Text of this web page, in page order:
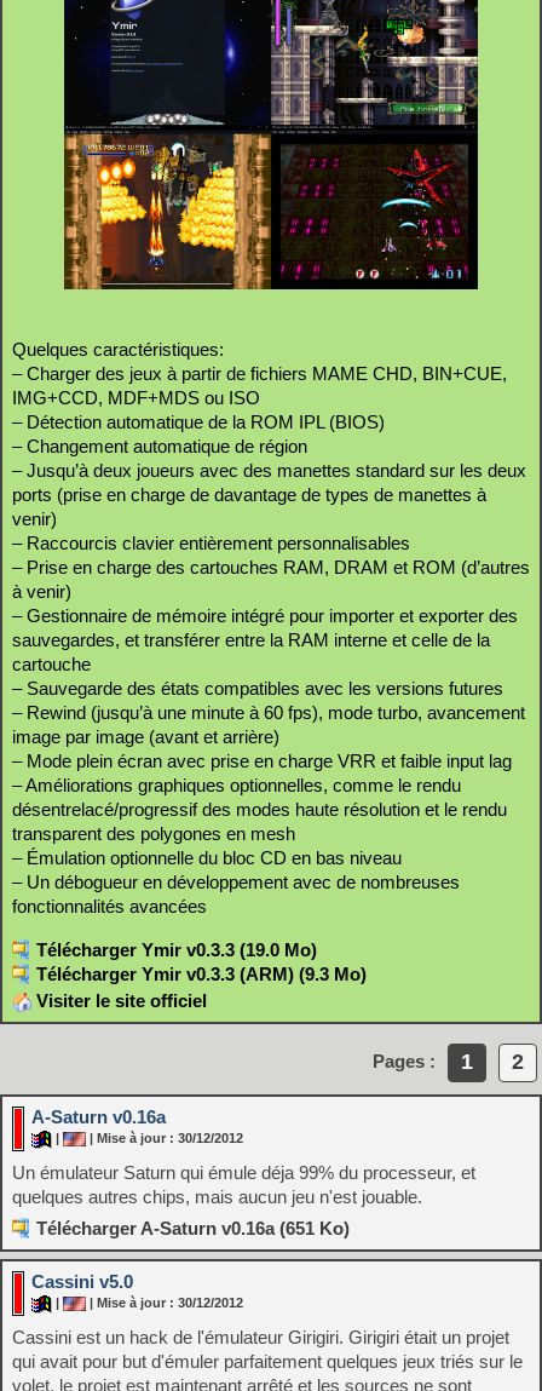
Quelques caractéristiques:
– Charger des jeux à partir de fichiers MAME CHD, BIN+CUE,
IMG+CCD, MDF+MDS ou ISO
– Détection automatique de la ROM IPL (BIOS)
– Changement automatique de région
– Jusqu’à deux joueurs avec des manettes standard sur les deux
ports (prise en charge de davantage de types de manettes à
venir)
– Raccourcis clavier entièrement personnalisables
– Prise en charge des cartouches RAM, DRAM et ROM (d’autres
à venir)
– Gestionnaire de mémoire intégré pour importer et exporter des
sauvegardes, et transférer entre la RAM interne et celle de la
cartouche
– Sauvegarde des états compatibles avec les versions futures
– Rewind (jusqu’à une minute à 60 fps), mode turbo, avancement
image par image (avant et arrière)
– Mode plein écran avec prise en charge VRR et faible input lag
– Améliorations graphiques optionnelles, comme le rendu
désentrelacé/progressif des modes haute résolution et le rendu
transparent des polygones en mesh
– Émulation optionnelle du bloc CD en bas niveau
– Un débogueur en développement avec de nombreuses
fonctionnalités avancées
Télécharger Ymir v0.3.3 (19.0 Mo)
Télécharger Ymir v0.3.3 (ARM) (9.3 Mo)
Visiter le site officiel
Pages : 1 2
A-Saturn v0.16a
| Mise à jour : 30/12/2012
Un émulateur Saturn qui émule déja 99% du processeur, et
quelques autres chips, mais aucun jeu n'est jouable.
Télécharger A-Saturn v0.16a (651 Ko)
Cassini v5.0
| Mise à jour : 30/12/2012
Cassini est un hack de l'émulateur Girigiri. Girigiri était un projet
qui avait pour but d'émuler parfaitement quelques jeux triés sur le
volet, le projet est maintenant arrêté et les sources ne sont